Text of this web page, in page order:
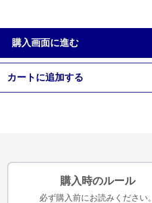
購入画面に進む
カートに追加する
購入時のルール
必ず購入前にお読みください。